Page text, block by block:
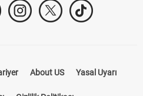
About US Yasal Uyarı